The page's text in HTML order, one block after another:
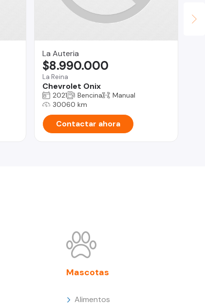
La Auteria
La Reina
Chevrolet Onix
$8.990.000
2021 Bencina
Manual
30060 km
Contactar ahora
Mascotas
Alimentos